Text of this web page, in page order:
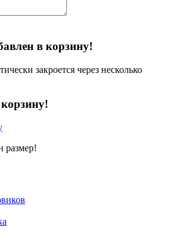
в корзину!
закроется через несколько
размер!